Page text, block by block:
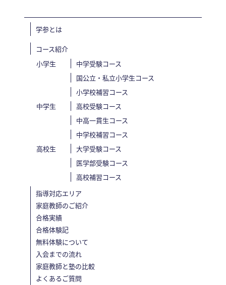
学参とは
コース紹介
小学生
中学受験コース
国公立・私立小学生コース
小学校補習コース
中学生
高校受験コース
中高一貫生コース
中学校補習コース
高校生
大学受験コース
医学部受験コース
高校補習コース
指導対応エリア
家庭教師のご紹介
合格実績
合格体験記
無料体験について
入会までの流れ
家庭教師と塾の比較
よくあるご質問